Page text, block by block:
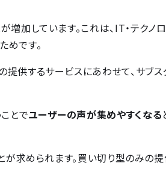
増加しています。これは、IT・テクノ
めです。
供するサービスにあわせて、サブス
とでユーザーの声が集めやすくなる
が求められます。買い切り型のみの